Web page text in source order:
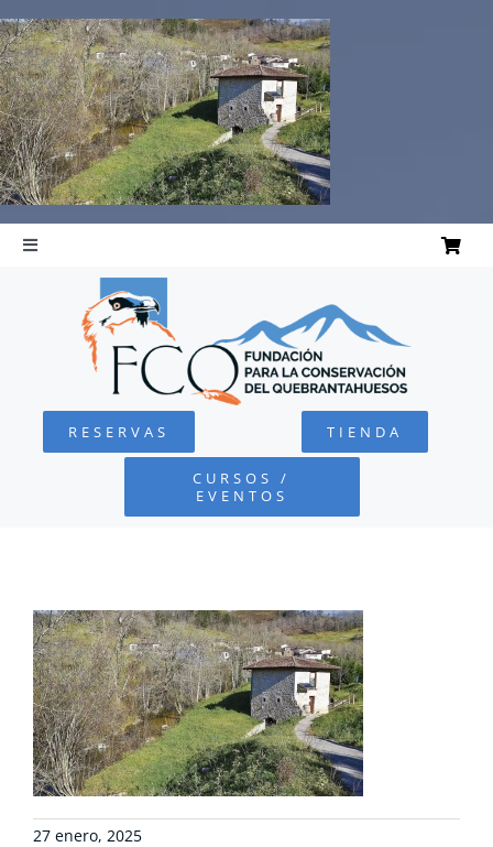
al
contenido
Toggle
Navigation
QUEBRANTAHUESOS
FUNDACIÓN
COLABORA
RECURSOS
RESERVAS TIENDA
CURSOS /
EVENTOS
27 enero, 2025